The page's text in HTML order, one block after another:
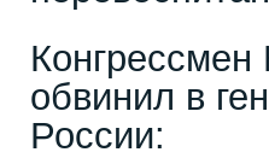
обвинил в
России: